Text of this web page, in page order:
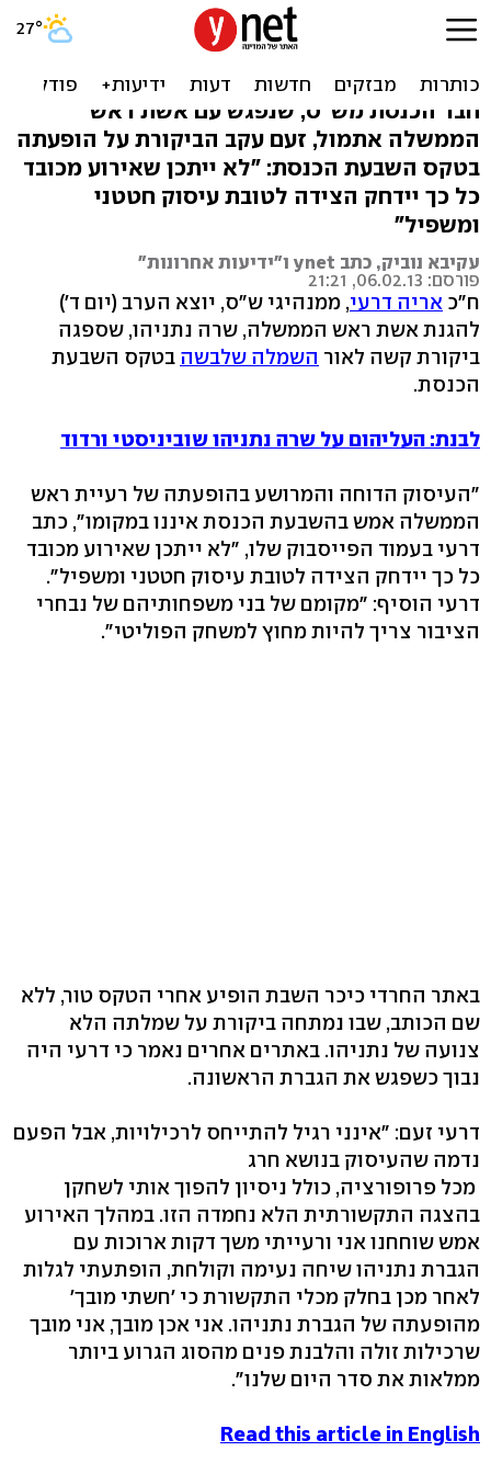
דרעי על שרה נתניהו: העיסוק
בהופעתה אינו ראוי
חבר הכנסת מש"ס, שנפגש עם אשת ראש
הממשלה אתמול, זעם עקב הביקורת על הופעתה
בטקס השבעת הכנסת: "לא ייתכן שאירוע מכובד
כל כך יידחק הצידה לטובת עיסוק חטטני
ומשפיל"
עקיבא נוביק, כתב ynet ו"ידיעות אחרונות"
פורסם: 06.02.13, 21:21
ח"כ אריה דרעי, ממנהיגי ש"ס, יוצא הערב (יום ד')
להגנת אשת ראש הממשלה, שרה נתניהו, שספגה
ביקורת קשה לאור השמלה שלבשה בטקס השבעת
הכנסת.
לבנת: העליהום על שרה נתניהו שוביניסטי ורדוד
"העיסוק הדוחה והמרושע בהופעתה של רעיית ראש
הממשלה אמש בהשבעת הכנסת איננו במקומו", כתב
דרעי בעמוד הפייסבוק שלו, "לא ייתכן שאירוע מכובד
כל כך יידחק הצידה לטובת עיסוק חטטני ומשפיל".
דרעי הוסיף: "מקומם של בני משפחותיהם של נבחרי
הציבור צריך להיות מחוץ למשחק הפוליטי".
באתר החרדי כיכר השבת הופיע אחרי הטקס טור, ללא
שם הכותב, שבו נמתחה ביקורת על שמלתה הלא
צנועה של נתניהו. באתרים אחרים נאמר כי דרעי היה
נבוך כשפגש את הגברת הראשונה.
דרעי זעם: "אינני רגיל להתייחס לרכילויות, אבל הפעם
נדמה שהעיסוק בנושא חרג
מכל פרופורציה, כולל ניסיון להפוך אותי לשחקן
בהצגה התקשורתית הלא נחמדה הזו. במהלך האירוע
אמש שוחחנו אני ורעייתי משך דקות ארוכות עם
הגברת נתניהו שיחה נעימה וקולחת, הופתעתי לגלות
לאחר מכן בחלק מכלי התקשורת כי 'חשתי מובך'
מהופעתה של הגברת נתניהו. אני אכן מובך, אני מובך
שרכילות זולה והלבנת פנים מהסוג הגרוע ביותר
ממלאות את סדר היום שלנו".
Read this article in English